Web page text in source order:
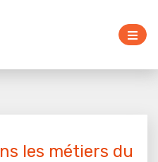
les métiers du